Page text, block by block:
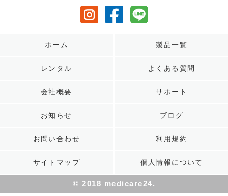
ホーム 製品一覧
レンタル よくある質問
会社概要 サポート
お知らせ ブログ
お問い合わせ 利用規約
サイトマップ 個人情報について
© 2018 medicare24.